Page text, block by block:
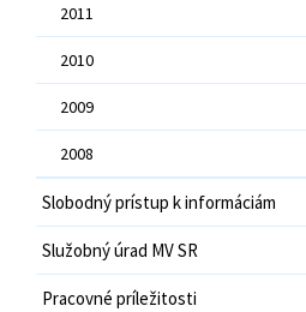
2011
2010
2009
2008
Slobodný prístup k informáciám
Služobný úrad MV SR
Pracovné príležitosti